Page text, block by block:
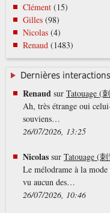
Clément(15)
Gilles(98)
Nicolas(4)
Renaud(1483)
Dernières interactions
Renaudsur Tatouage (
Ah, très étrange oui
souviens…
26/07/2026, 13:25
Nicolassur Tatouage (
Le mélodrame à la
vu aucun des…
26/07/2026, 10:46